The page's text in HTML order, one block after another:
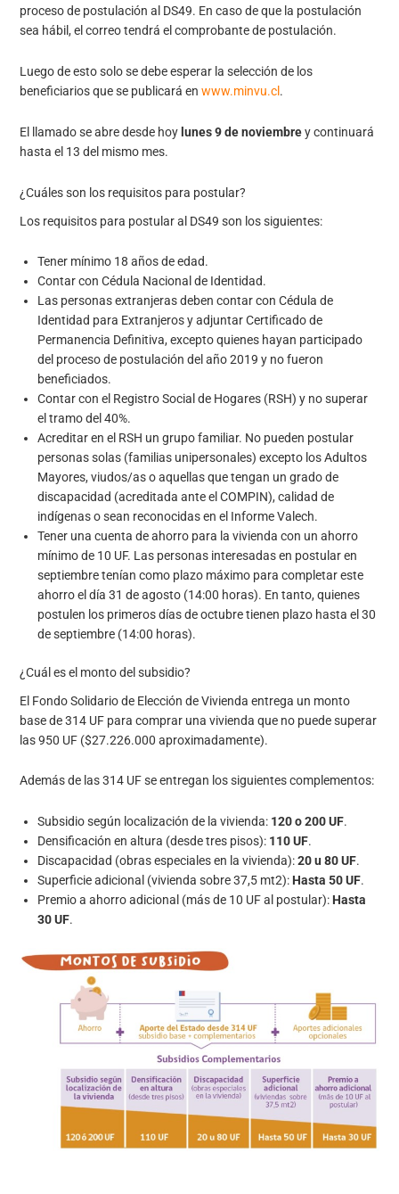
proceso de postulación al DS49. En caso de que la postulación
sea hábil, el correo tendrá el comprobante de postulación.
Luego de esto solo se debe esperar la selección de los
beneficiarios que se publicará enwww.minvu.cl .
El llamado se abre desde hoy lunes 9 de noviembrey continuará
hasta el 13 del mismo mes.
¿Cuáles son los requisitos para postular?
Los requisitos para postular al DS49 son los siguientes:
Tener mínimo 18 años de edad.
Contar con Cédula Nacional de Identidad.
Las personas extranjeras deben contar con Cédula de
Identidad para Extranjeros y adjuntar Certificado de
Permanencia Definitiva, excepto quienes hayan participado
del proceso de postulación del año 2019 y no fueron
beneficiados.
Contar con el Registro Social de Hogares (RSH) y no superar
el tramo del 40%.
Acreditar en el RSH un grupo familiar. No pueden postular
personas solas (familias unipersonales) excepto los Adultos
Mayores, viudos/as o aquellas que tengan un grado de
discapacidad (acreditada ante el COMPIN), calidad de
indígenas o sean reconocidas en el Informe Valech.
Tener una cuenta de ahorro para la vivienda con un ahorro
mínimo de 10 UF. Las personas interesadas en postular en
septiembre tenían como plazo máximo para completar este
ahorro el día 31 de agosto (14:00 horas). En tanto, quienes
postulen los primeros días de octubre tienen plazo hasta el 30
de septiembre (14:00 horas).
¿Cuál es el monto del subsidio?
El Fondo Solidario de Elección de Vivienda entrega un monto
base de 314 UF para comprar una vivienda que no puede superar
las 950 UF ($27.226.000 aproximadamente).
Además de las 314 UF se entregan los siguientes complementos:
Subsidio según localización de la vivienda: 120 o 200 UF.
Densificación en altura (desde tres pisos): 110 UF.
Discapacidad (obras especiales en la vivienda):20 u 80 UF.
Superficie adicional (vivienda sobre 37,5 mt2): Hasta 50 UF.
Premio a ahorro adicional (más de 10 UF al postular): Hasta
30 UF.